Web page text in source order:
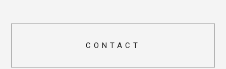
CONTACT